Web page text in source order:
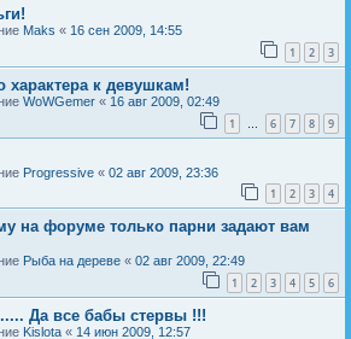
Maks « 16 сен 2009, 14:55
1 2 3
характера к девушкам!
WoWGemer « 16 авг 2009, 02:49
1 6 7 8 9
Progressive « 02 авг 2009, 23:36
1 2 3 4
на форуме только парни задают вам
Рыба на дереве « 02 авг 2009, 22:49
1 2 3 4 5 6
Да все бабы стервы !!!
Kislota « 14 июн 2009, 12:57